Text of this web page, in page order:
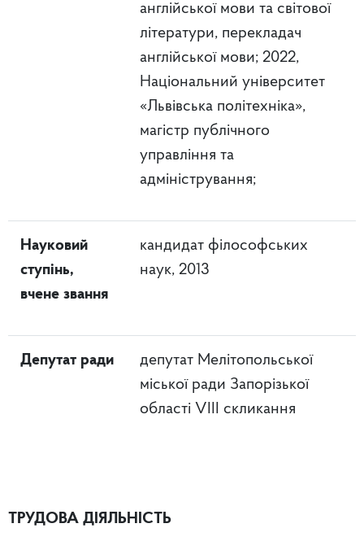
англійської мови та світової
літератури, перекладач
англійської мови; 2022,
Національний університет
«Львівська політехніка»,
магістр публічного
управління та
адміністрування;
Науковий
ступінь,
вчене звання
кандидат філософських
наук, 2013
Депутат ради
депутат Мелітопольської
міської ради Запорізької
області VIII скликання
ТРУДОВА ДІЯЛЬНІСТЬ